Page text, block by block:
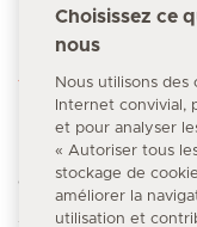
Numéro d'urgence
144
Quick Links
Choisissez ce
nous
Nous utilisons
Internet convivial,
et pour analyser
« Autoriser tous
stockage de
améliorer la
utilisation et